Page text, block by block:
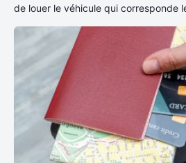
de louer le véhicule qui corresponde